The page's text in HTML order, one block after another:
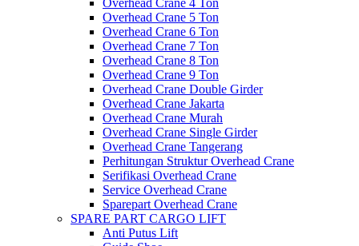
Overhead Crane 4 Ton
Overhead Crane 5 Ton
Overhead Crane 6 Ton
Overhead Crane 7 Ton
Overhead Crane 8 Ton
Overhead Crane 9 Ton
Overhead Crane Double Girder
Overhead Crane Jakarta
Overhead Crane Murah
Overhead Crane Single Girder
Overhead Crane Tangerang
Perhitungan Struktur Overhead Crane
Serifikasi Overhead Crane
Service Overhead Crane
Sparepart Overhead Crane
SPARE PART CARGO LIFT
Anti Putus Lift